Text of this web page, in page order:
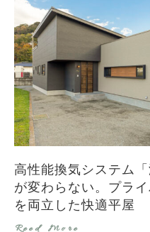
高性能換気システム
が変わらない。プラ
を両立した快適平屋